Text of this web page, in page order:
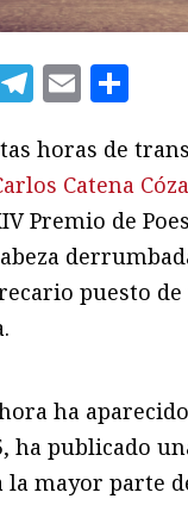
Telegram
Email
horas de
Catena
Premio de
puesto
ha
ha publicado
la mayor parte